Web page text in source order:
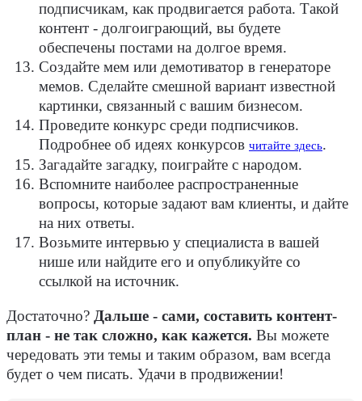
подписчикам, как продвигается работа. Такой
контент - долгоиграющий, вы будете
обеспечены постами на долгое время.
Создайте мем или демотиватор в генераторе
мемов. Сделайте смешной вариант известной
картинки, связанный с вашим бизнесом.
Проведите конкурс среди подписчиков.
Подробнее об идеях конкурсов читайте здесь.
Загадайте загадку, поиграйте с народом.
Вспомните наиболее распространенные
вопросы, которые задают вам клиенты, и дайте
на них ответы.
Возьмите интервью у специалиста в вашей
нише или найдите его и опубликуйте со
ссылкой на источник.
Достаточно? Дальше - сами, составить контент-
план - не так сложно, как кажется. Вы можете
чередовать эти темы и таким образом, вам всегда
будет о чем писать. Удачи в продвижении!